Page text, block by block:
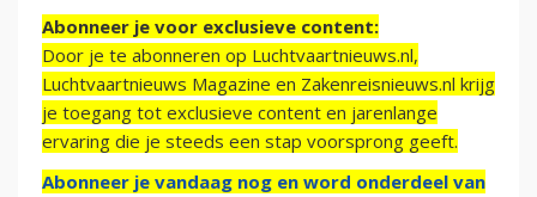
Abonneer je voor exclusieve content:
Door je te abonneren op Luchtvaartnieuws.nl,
Luchtvaartnieuws Magazine en Zakenreisnieuws.nl krijg
je toegang tot exclusieve content en jarenlange
ervaring die je steeds een stap voorsprong geeft.
Abonneer je vandaag nog en word onderdeel van